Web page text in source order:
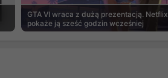
GTA VI wraca z dużą prezentacją. Netflix
pokaże ją sześć godzin wcześniej